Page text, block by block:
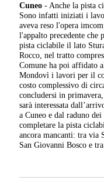
Cuneo - Anche la pista
Sono infatti iniziati i
aveva reso l'opera
l'appalto precedente che
pista ciclabile il lato
Rocco, nel tratto
Comune ha poi affidato
Mondovì i lavori per il
costo complessivo di
concludersi in
sarà interessata
a Cuneo e dal raduno
completare la pista
ancora mancanti: tra via
San Giovanni Bosco e